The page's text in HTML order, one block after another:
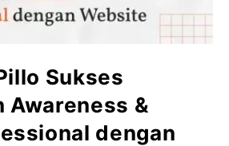
Sukses
Awareness &
dengan